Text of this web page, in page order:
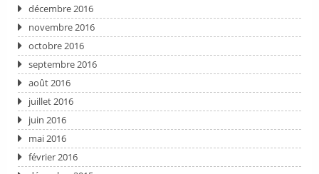
décembre 2016
novembre 2016
octobre 2016
septembre 2016
août 2016
juillet 2016
juin 2016
mai 2016
février 2016